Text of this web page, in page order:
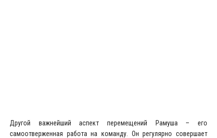
Другой важнейший аспект перемещений Рамуша – его
самоотверженная работа на команду. Он регулярно совершает